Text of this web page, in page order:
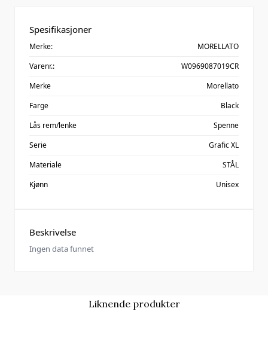
Beskrivelse
Ingen data funnet
Spesifikasjoner
Merke:
MORELLATO
Varenr.:
W0969087019CR
Merke
Morellato
Farge
Black
Lås rem/lenke
Spenne
Serie
Grafic XL
Materiale
STÅL
Kjønn
Unisex
Liknende produkter